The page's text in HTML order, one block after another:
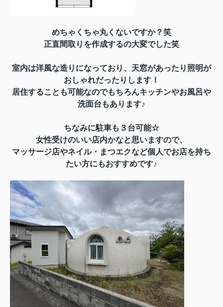
めちゃくちゃ丸くないですか？笑
正直間取りを作成するの大変でした笑
室内は洋風な造りになっており、天窓があったり照明が
おしゃれだったりします！
居住することも可能なのでもちろんキッチンやお風呂や
洗面台もあります♪
ちなみに駐車も３台可能☆
女性受けのいい店内かなと思いますので、
マッサージ店やネイル・まつエクなど個人でお店を持ち
たい方にもおすすめです♪